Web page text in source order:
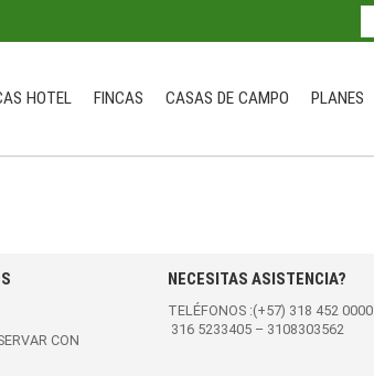
HOTEL FINCAS CASAS DE CAMPO PLANES
CON
NECESITAS ASISTENCIA?
TELÉFONOS :(+57) 318 452 0000
316 5233405 – 3108303562